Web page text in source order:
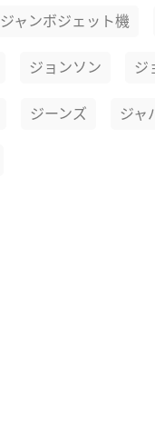
ジャンボジェット機
ジョンソン ジ
ジーンズ ジャ